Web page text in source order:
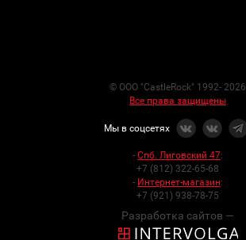
© ООО "CastleRock" 1992- 2026
Все права защищены
Мы в соцсетях
- Спб. Лиговский 47:
+7 (812) 322-65-68
- Интернет-магазин:
+7 (921) 938-78-75
Разработка сайтов —